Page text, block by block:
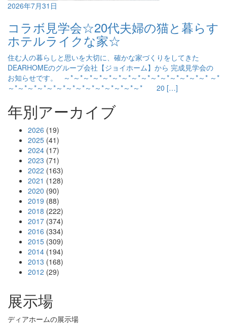
2026年7月31日
コラボ見学会☆20代夫婦の猫と暮らす
ホテルライクな家☆
住む人の暮らしと思いを大切に、確かな家づくりをしてきた
DEARHOMEのグループ会社【ジョイホーム】から 完成見学会の
お知らせです。 ～*～*～*～*～*～*～*～*～*～*～*～*～*～*～* ～*
～*～*～*～*～*～*～*～*～*～*～*～*～*～* 20 […]
年別アーカイブ
2026 (19)
2025 (41)
2024 (17)
2023 (71)
2022 (163)
2021 (128)
2020 (90)
2019 (88)
2018 (222)
2017 (374)
2016 (334)
2015 (309)
2014 (194)
2013 (168)
2012 (29)
展示場
ディアホームの展示場